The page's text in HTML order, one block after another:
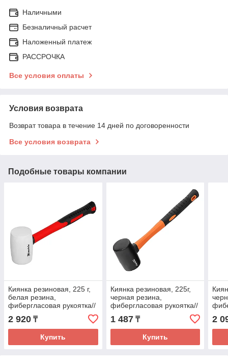
Наличными
Безналичный расчет
Наложенный платеж
РАССРОЧКА
Все условия оплаты
Условия возврата
Возврат товара в течение 14 дней по договоренности
Все условия возврата
Подобные товары компании
Киянка резиновая, 225 г,
белая резина,
фибергласовая рукоятка//
2 920 ₸
Купить
Киянка резиновая, 225г,
черная резина,
фибергласовая рукоятка//
1 487₸
Купить
2